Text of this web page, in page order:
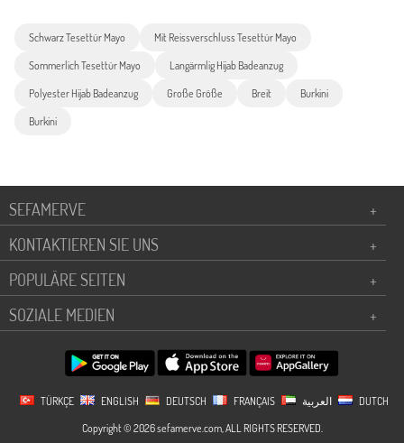
Schwarz Tesettür Mayo Mit Reissverschluss Tesettür Mayo
Sommerlich Tesettür Mayo Langärmlig Hijab Badeanzug
Polyester Hijab Badeanzug Große Größe Breit Burkini
Burkini
SEFAMERVE
+
KONTAKTIEREN SIE UNS
+
POPULÄRE SEITEN
+
SOZIALE MEDIEN
+
TÜRKÇE ENGLISH DEUTSCH FRANÇAIS
DUTCH
Copyright © 2026 sefamerve.com, ALL RIGHTS RESERVED.